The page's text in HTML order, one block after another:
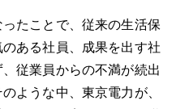
たことで、従来の生活保
ある社員、成果を出す社
従業員からの不満が続出
ような中、東京電力が、